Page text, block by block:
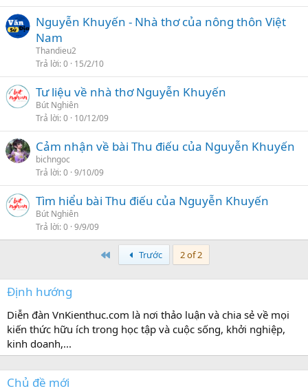
Nguyễn Khuyến - Nhà thơ của nông thôn Việt
Nam
Thandieu2
Trả lời 0 15/2/10
Tư liệu về nhà thơ Nguyễn Khuyến
Bút Nghiên
Trả lời 0 10/12/09
Cảm nhận về bài Thu điếu của Nguyễn Khuyến
bichngoc
Trả lời 0 9/10/09
Tìm hiểu bài Thu điếu của Nguyễn Khuyến
Bút Nghiên
Trả lời 0 9/9/09
Trước 2 of 2
Định hướng
Diễn đàn VnKienthuc.com là nơi thảo luận và chia sẻ về mọi
kiến thức hữu ích trong học tập và cuộc sống, khởi nghiệp,
kinh doanh,...
Chủ đề mới